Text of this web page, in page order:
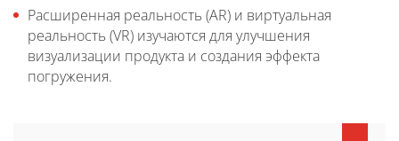
Расширенная реальность (AR) и виртуальная
реальность (VR) изучаются для улучшения
визуализации продукта и создания эффекта
погружения.